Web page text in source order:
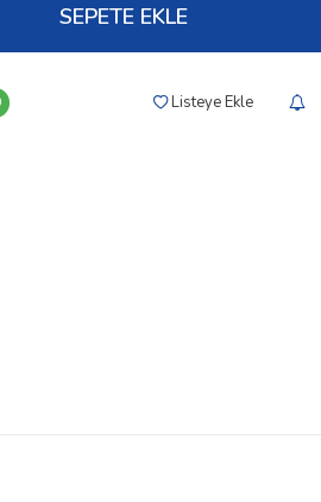
SEPETE EKLE
Listeye Ekle